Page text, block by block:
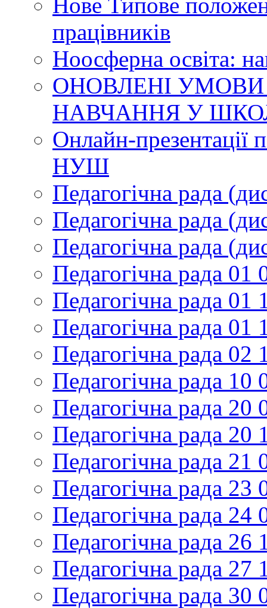
працівників
Ноосферна освіта:
ОНОВЛЕНІ
НАВЧАННЯ У
Онлайн-презентації
НУШ
Педагогічна рада
Педагогічна рада
Педагогічна рада
Педагогічна рада 01
Педагогічна рада 01
Педагогічна рада 01
Педагогічна рада 02
Педагогічна рада 10
Педагогічна рада 20
Педагогічна рада 20
Педагогічна рада 21
Педагогічна рада 23
Педагогічна рада 24
Педагогічна рада 26
Педагогічна рада 27
Педагогічна рада 30